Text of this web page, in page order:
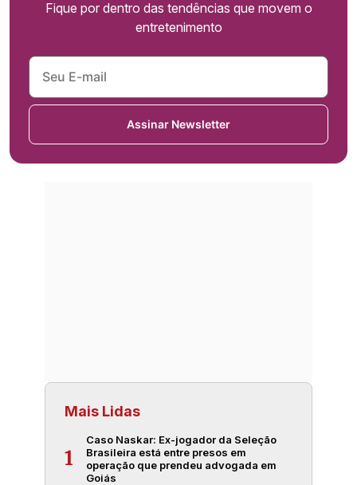
Fique por dentro das tendências que movem o
entretenimento
Assinar Newsletter
Mais Lidas
1
Caso Naskar: Ex-jogador da Seleção
Brasileira está entre presos em
operação que prendeu advogada em
Goiás